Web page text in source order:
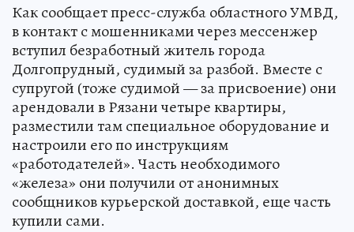
Как сообщает пресс-служба областного УМВД,
в контакт с мошенниками через мессенжер
вступил безработный житель города
Долгопрудный, судимый за разбой. Вместе с
супругой (тоже судимой — за присвоение) они
арендовали в Рязани четыре квартиры,
разместили там специальное оборудование и
настроили его по инструкциям
«работодателей». Часть необходимого
«железа» они получили от анонимных
сообщников курьерской доставкой, еще часть
купили сами.